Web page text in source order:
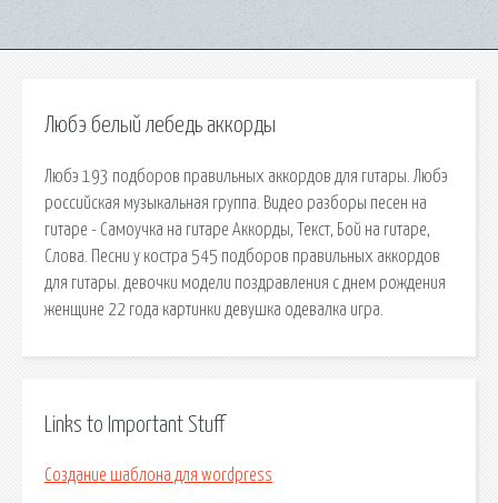
Любэ белый лебедь аккорды
Любэ 193 подборов правильных аккордов для гитары. Любэ
российская музыкальная группа. Видео разборы песен на
гитаре - Самоучка на гитаре Аккорды, Текст, Бой на гитаре,
Слова. Песни у костра 545 подборов правильных аккордов
для гитары. девочки модели поздравления с днем рождения
женщине 22 года картинки девушка одевалка игра.
Links to Important Stuff
Создание шаблона для wordpress